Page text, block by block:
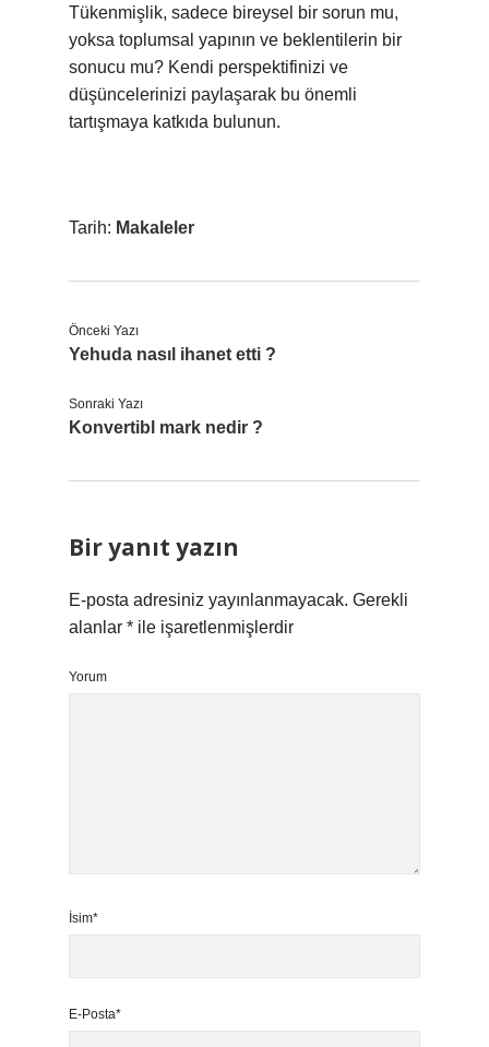
Tükenmişlik, sadece bireysel bir sorun mu,
yoksa toplumsal yapının ve beklentilerin bir
sonucu mu? Kendi perspektifinizi ve
düşüncelerinizi paylaşarak bu önemli
tartışmaya katkıda bulunun.
Tarih: Makaleler
Önceki Yazı
Yehuda nasıl ihanet etti ?
Sonraki Yazı
Konvertibl mark nedir ?
Bir yanıt yazın
E-posta adresiniz yayınlanmayacak. Gerekli
alanlar * ile işaretlenmişlerdir
Yorum
İsim*
E-Posta*